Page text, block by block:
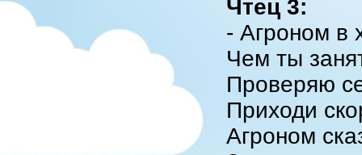
Чтец 3:
- Агроном в
Чем ты
Проверяю
Приходи
Агроном